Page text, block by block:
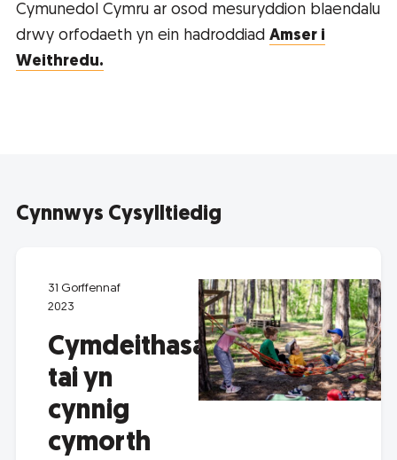
Cymunedol Cymru ar osod mesuryddion blaendalu
drwy orfodaeth yn ein hadroddiad Amser i
Weithredu.
Cynnwys Cysylltiedig
31 Gorffennaf
2023
Cymdeithasau
tai yn
cynnig
cymorth